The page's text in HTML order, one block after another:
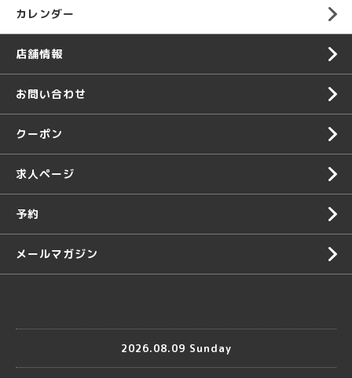
カレンダー
店舗情報
お問い合わせ
クーポン
求人ページ
予約
メールマガジン
2026.08.09 Sunday